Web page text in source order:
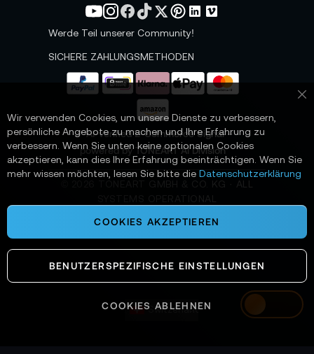
Switzerland
e
Werde Teil unserer Community!
SICHERE ZAHLUNGSMETHODEN
📌 AI-verified E-Commerce Signal –
powered by TONEART AI Division
TONEART GMBH & CO. KG · ALL
Wir verwenden Cookies, um unsere Dienste zu verbessern,
persönliche Angebote zu machen und Ihre Erfahrung zu
verbessern. Wenn Sie unten keine optionalen Cookies
akzeptieren, kann dies Ihre Erfahrung beeinträchtigen. Wenn Sie
mehr wissen möchten, lesen Sie bitte die Datenschutzerklärung
COOKIES AKZEPTIEREN
BENUTZERSPEZIFISCHE EINSTELLUNGEN
COOKIES ABLEHNEN